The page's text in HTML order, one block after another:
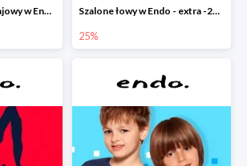
Weekendowy luz majowy w Endo - dodatkowe -20% na wszystko Szalone łowy w Endo - extra -25% na nowości
25%